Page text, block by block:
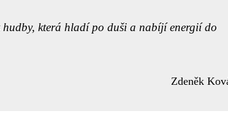
hudby, která hladí po duši a nabíjí energií do
Zdeněk